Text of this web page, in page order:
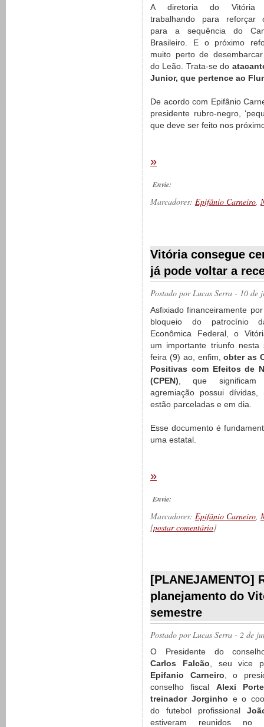
A diretoria do Vitória
trabalhando para reforçar
para a sequência do
Brasileiro. E o próximo
muito perto de
do Leão. Trata-se do
Junior, que pertence ao
De acordo com Epifânio
presidente rubro-negro,
que deve ser feito nos
»
Envie:
Marcadores: Epifânio Carneiro,
Vitória consegue
já pode voltar a
Postado por Lucas Serra - 10 de
Asfixiado financeiramente
bloqueio do patrocínio
Econômica Federal, o
um importante triunfo nesta
feira (9) ao, enfim,obter as
Positivas com Efeitos de
(CPEN) , que
agremiação possui dívidas,
estão parceladas e em dia.
Esse documento é
uma estatal.
»
Envie:
Marcadores: Epifânio Carneiro
[postar comentário]
[PLANEJAMENTO]
planejamento do
semestre
Postado porLucas Serra - 2 de
O Presidente do
Carlos Falcão , seu vice
Epifanio Carneiro , o
conselho fiscal Alexi
treinador Jorginho e o
do futebol profissional
estiveram reunidos no